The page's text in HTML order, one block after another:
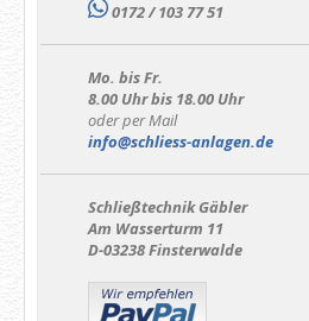
0172 / 103 77 51
Mo. bis Fr.
8.00 Uhr bis 18.00 Uhr
oder per Mail
info@schliess-anlagen.de
Schließtechnik Gäbler
Am Wasserturm 11
D-03238 Finsterwalde